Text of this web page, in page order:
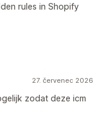
rules in Shopify
27. červenec 2026
zodat deze icm